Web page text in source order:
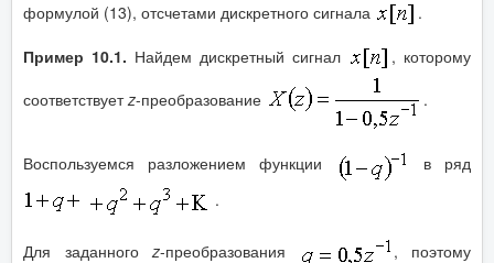
формулой (13), отсчетами дискретного сигнала
.
Пример 10.1. Найдем дискретный сигнал
, которому
соответствуетz-преобразование .
Воспользуемся разложением функции
в ряд
.
Для заданного z-преобразования
, поэтому